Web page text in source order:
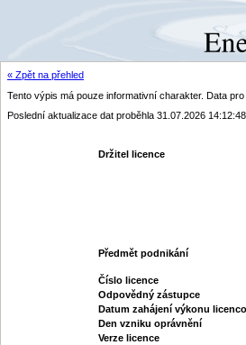
« Zpět na přehled
Tento výpis má pouze informativní charakter. Data
Poslední aktualizace dat proběhla 31.07.2026 14:12:48
Držitel licence
Předmět podnikání
Číslo licence
Odpovědný zástupce
Datum zahájení výkonu
Den vzniku oprávnění
Verze licence